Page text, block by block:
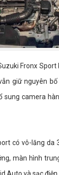
Fronx
giữ nguyên
sung camera
có vô-lăng da
màn hình
Auto và sạc điện